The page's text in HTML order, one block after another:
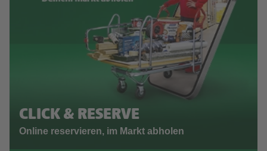
CLICK & RESERVE
Online reservieren, im Markt abholen